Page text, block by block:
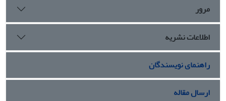
مرور
اطلاعات نشریه
راهنمای نویسندگان
ارسال مقاله